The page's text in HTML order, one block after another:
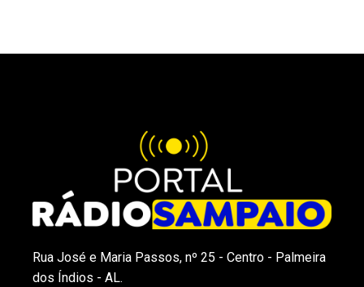
Rua José e Maria Passos, nº 25 - Centro - Palmeira
dos Índios - AL.